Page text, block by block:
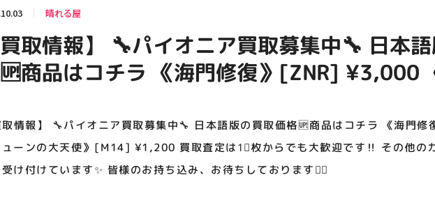
テナント出店募集
催事出店募集
呪
サ
店
カレ
お
で
ヨ
間
プ
8F
晴れる屋
買取情報】 🔧パイオニア買取募集中🔧 日本
商品はコチラ 《海門修復》[ZNR] ¥3,000
す‼️ その他のカードも最低保証ありで受け付
皆様のお持ち込み、お待ちしております🙇‍♀️
取情報】 🔧パイオニア買取募集中🔧 日本語版の買取価格🆙商品はコチラ 《海門
ューンの大天使》[M14] ¥1,200 買取査定は1⃣枚からでも大歓迎です‼️ その他の
受け付けています✨ 皆様のお持ち込み、お待ちしております🙇‍♀️